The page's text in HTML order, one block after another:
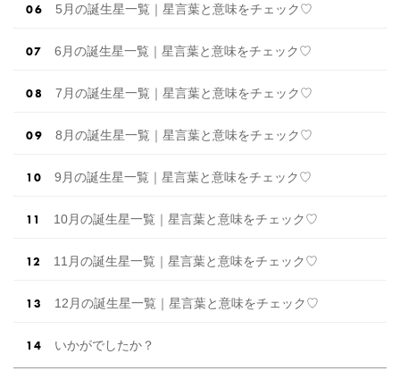
5月の誕生星一覧｜星言葉と意味をチェック♡
6月の誕生星一覧｜星言葉と意味をチェック♡
7月の誕生星一覧｜星言葉と意味をチェック♡
8月の誕生星一覧｜星言葉と意味をチェック♡
9月の誕生星一覧｜星言葉と意味をチェック♡
10月の誕生星一覧｜星言葉と意味をチェック♡
11月の誕生星一覧｜星言葉と意味をチェック♡
12月の誕生星一覧｜星言葉と意味をチェック♡
いかがでしたか？